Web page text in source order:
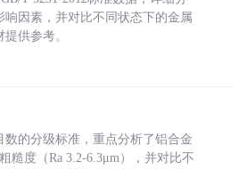
响因素，并对比不同状态下的金属
供参考。
数的分级标准，重点分析了铝合金
糙度（Ra 3.2-6.3μm），并对比不